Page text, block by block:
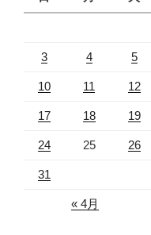
3 4 5
10 11 12
17 18 19
24 25 26
31
« 4月